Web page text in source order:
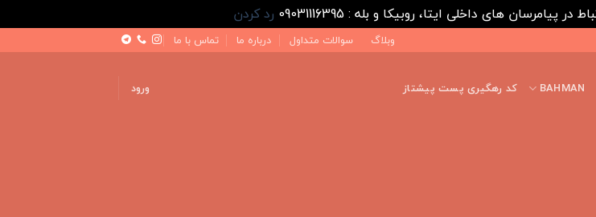
رد کردن
وبلاگ سوالات متداول درباره ما تماس با ما
BAHMAN کد رهگیری پست پیشتاز ورود